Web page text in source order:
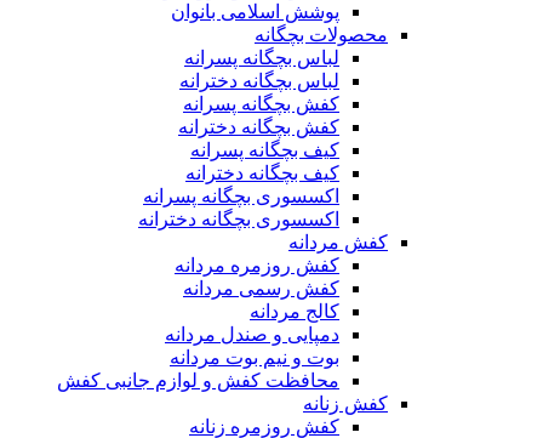
پوشش اسلامی بانوان
محصولات بچگانه
لباس بچگانه پسرانه
لباس بچگانه دخترانه
کفش بچگانه پسرانه
کفش بچگانه دخترانه
کیف بچگانه پسرانه
کیف بچگانه دخترانه
اکسسوری بچگانه پسرانه
اکسسوری بچگانه دخترانه
کفش مردانه
کفش روزمره مردانه
کفش رسمی مردانه
کالج مردانه
دمپایی و صندل مردانه
بوت و نیم بوت مردانه
محافظت کفش و لوازم جانبی کفش
کفش زنانه
کفش روزمره زنانه